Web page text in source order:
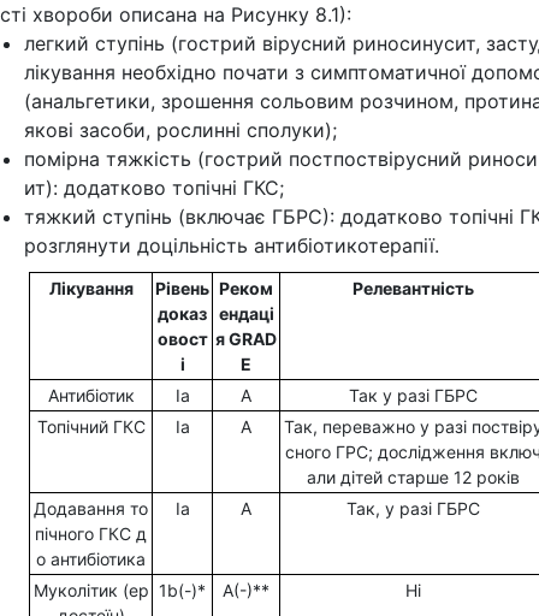
сті хвороби описана на Рисунку 8.1):
легкий ступінь (гострий вірусний риносинусит,
лікування необхідно почати з симптоматичної
(анальгетики, зрошення сольовим розчином,
якові засоби, рослинні сполуки);
помірна тяжкість (гострий постпоствірусний
ит): додатково топічні ГКС;
тяжкий ступінь (включає ГБРС): додатково топічні
розглянути доцільність антибіотикотерапії.
Лікування
Рівень
доказ
овост
і
Реком
ендаці
яGRAD
E
Релевантність
Антибіотик Ia A
Так у разі ГБРС
Топічний ГКС
Ia A
Так, переважно у разі
сного ГРС; дослідження
али дітей старше 12 років
Додавання то
пічного ГКС д
о антибіотика
Ia A Так, у разі ГБРС
Муколітик (ер 1b(-)* A(-)** Ні